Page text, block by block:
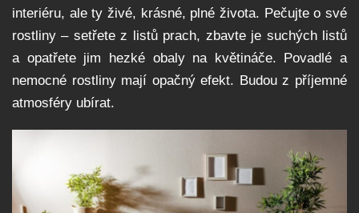
interiéru, ale ty živé, krásné, plné života. Pečujte o své
rostliny – setřete z listů prach, zbavte je suchých listů
a opatřete jim hezké obaly na květináče. Povadlé a
nemocné rostliny mají opačný efekt. Budou z příjemné
atmosféry ubírat.